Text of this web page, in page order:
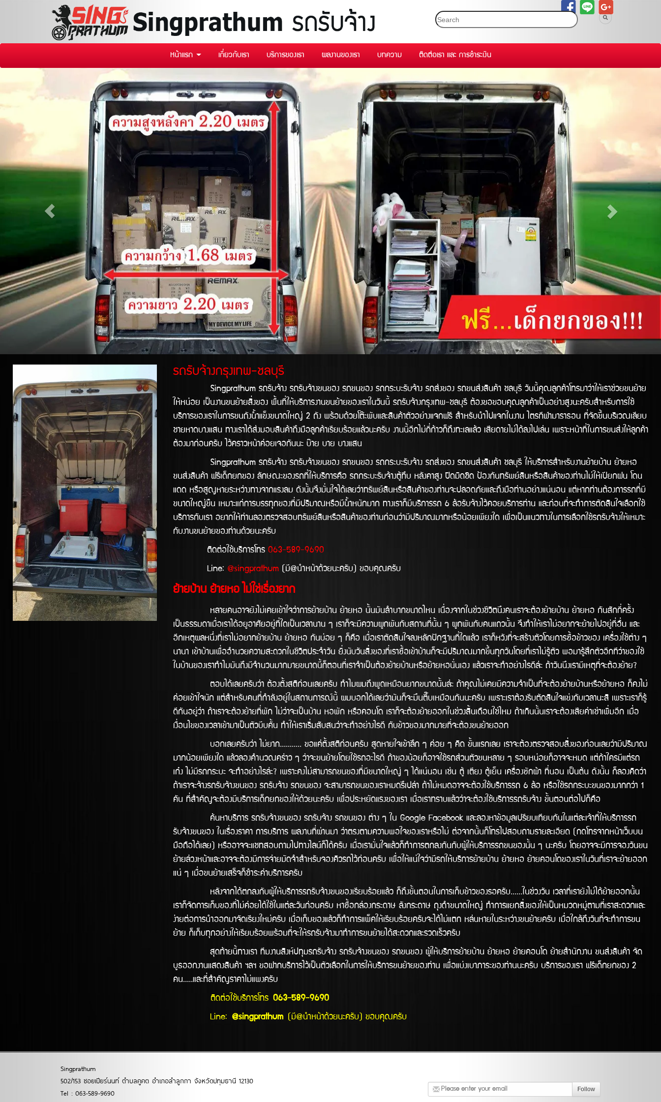
หน้าแรก เกี่ยวกับเรา บริการของเรา ผลงานของเรา บทความ ติดต่อเรา และ การชำระเงิน
รถรับจ้างกรุงเทพ-ชลบุรี
Singprathum รถรับจ้าง รถรับจ้างขนของ รถขนของ รถกระบะรับจ้าง รถส่งของ รถขนส่งสินค้า ชลบุรี วันนี้คุณลูกค้าโทรมาว่าให้เราช่วยขนย้าย
ให้หน่อย เป็นงานขนย้ายสิ่งของ พื้นที่ให้บริการงานขนย้ายของเราในวันนี้ รถรับจ้างกรุงเทพ-ชลบุรี ต้องขอขอบคุณลูกค้าเป็นอย่างสูงนะครับสำหรับการใช้
บริการของเราในการขนถังน้ำแข็งขนาดใหญ่ 2 ถุัง พร้อมด้วยโต๊ะพับและสินค้าตัวอย่างแจกฟรี สำหรับนำไปแจกในงาน ไตรกีฬามาราธอน ที่จัดขึ้นบริเวณเลียบ
ชายหาดบางแสน ทางเราได้ส่งมอบสินค้าถึงมือลูกค้าเรียบร้อยแล้วนะครับ งานนี้อีกไม่กี่ก้าวก็ถึงทะเลแล้ว เสียดายไม่ได้ลงไปเล่น เพราะหน้าที่ในการขนส่งให้ลูกค้า
ต้องมาก่อนครับ ไว้คราวหน่้าค่อยเจอกันนะ บ๊าย บาย บางแสน
Singprathum รถรับจ้าง รถรับจ้างขนของ รถขนของ รถกระบะรับจ้าง รถส่งของ รถขนส่งสินค้า ชลบุรี ให้บริการสำหรับงานย้ายบ้าน ย้ายหอ
ขนส่งสินค้า ฟรีเด็กยกของ ลักษณะของรถที่ให้บริการคือ รถกระบะรับจ้างตู้ทึบ หลังคาสูง ปิดมิดชิด ป้องกันทรัพย์สินหรือสินค้าของท่านไม่ให้เปียกฝน โดน
แดด หรือสูญหายระหว่างทางจากแรงลม ดังนั้นจึงมั่นใจได้เลยว่าทรัพย์สินหรือสินค้าของท่านจะปลอดภัยและถึงมือท่านอย่างแน่นอน แต่หากท่านต้องการรถที่มี
ขนาดใหญ่ข้ึน เหมาะแก่การบรรทุกของที่มีปริมาณหรือมีน้ำหนักมาก ทางเราก็มีบริการรถ 6 ล้อรับจ้างไว้คอยบริการท่าน และก่อนที่จะทำการตัดสินใจเลือกใช้
บริการกับเรา อยากให้ท่านลองตรวจสอบทรัพย์สินหรือสินค้าของท่านก่อนว่ามีปริมาณมากหรือน้อยเพียงใด เพื่อเป็นแนวทางในการเลือกใช้รถรับจ้างให้เหมาะ
กับงานขนย้ายของท่านด้วยนะครับ
ติดต่อใช้บริการโทร 063-589-9690
Line: @singprathum(มี@นำหนา้ด้วยนะครับ) ขอบคุณครับ
ย้ายบ้าน ย้ายหอ ไม่ใช่เรื่องยาก
หลายคนอาจยังไม่เคยเข้าใจว่าการย้ายบ้าน ย้ายหอ นั้นมันลำบากขนาดไหน เนื่องจากในช่วงชีวิตนึงคนเราจะต้องย้ายบ้าน ย้ายหอ กันสักกี่ครั้ง
เป็นธรรมดาเมื่อเราได้อยูอาศัยอยู่ที่ใดเป็นเวลานาน ๆ เราก็จะมีความผูกพันกับสถานที่นั้น ๆ ผูกพันกับคนแถวนั้น จึงทำให้เราไม่อยากจะย้ายไปอยู่ที่อื่น และ
อีกเหตุผลหนึ่งที่เราไม่อยากย้ายบ้าน ย้ายหอ กันบ่อย ๆ ก็คือ เมื่อเราตัดสินใจลงหลักปักฐานที่ใดแล้ว เราก็หวังที่จะสร้างตัวโดยการซื้อข้าวของ เครื่องใช้ต่าง ๆ
นานา เข้าบ้านเพื่ออำนวยความสะดวกในชีวิตประจำวัน ยิ่งนับวันสิ่งของที่เราซื้อเข้าบ้านก็จะมีปริมาณมากขึ้นทุกวันโดยที่เราไม่รู้ตัว พอมารู้สึกตัวอีกทีว่าของใช้
ในบ้านของเราทำไมมันถึงมีจำนวนมากมายขนาดนี้ก็ตอนที่เราจำเป็นต้องย้ายบ้านหรือย้ายหอนั่นเอง แล้วเราจะทำอย่างไรดีล้่ะ ถ้าวันนึงเรามีเหตุที่จะต้องย้าย?
ตอบได้เลยครับว่า ต้องตั้งสติก่อนเลยครับ ทำไมผมถึงพูดเหมือนยากขนาดนั้นล่ะ ถ้าคุณไม่เคยมีความจำเป็นที่จะต้องย้ายบ้านหรือย้ายหอ ก็คงไม่
ค่อยเข้้าใจนัก แต่สำหรับคนที่กำลังอยู่ในสถานการณ์นี้ ผมบอกได้เลยว่ามันก็จะมึนตึ๊บเหมือนกันนะครับ เพราะเราต้องรีบตัดสินใจแข่งกับเวลานะสิ เพราะเราก็รู้
ดีกันอยู่ว่า ถ้าเราจะต้องย้ายที่พัก ไม่ว่าจะเป็นบ้าน หอพัก หรือคอนโด เราก็จะต้องย้ายออกในช่่วงสิ้นเดือนใช่ไหม ถ้าเกินนั้นเราจะต้องเสียค่าเช่าเพิ่มอีก เมื่อ
เงื่อนไขของเวลาเข้ามาเป็นตัวบีบคั้น ทำให้เราเริ่มสับสนว่าจะทำอย่างไรดี กับข้าวของมากมายที่จะต้องขนย้ายออก
บอกเลยครับว่า ไม่ยาก........... ขอแค่ตั้งสติก่อนครับ สูดหายใจเข้าลึก ๆ ค่อย ๆ คิด ขั้นแรกเลย เราจะต้องตรวจสอบสิ่งของก่อนเลยว่ามีปริมาณ
มากน้อยเพียงใด แล้วลองคำนวณคร่าว ๆ ว่าจะขนย้ายโดยใช้รถอะไรดี ถ้าของน้อยก็อาจใช้รถส่วนตัวขนหลาย ๆ รอบหน่อยก็อาจจะหมด แต่ถ้าใครมีแต่รถ
เก๋ง ไม่มีรถกระบะ จะทำอย่างไรล่ะ? เพราะคงไม่สามารถขนของที่มีขนาดใหญ่ ๆ ได้แน่นอน เช่น ตู้ เตียง ตู้เย็น เครื่องซักผ้า ที่นอน เป็นต้น ดังนั้น ก็ลองคิดว่า
ถ้าเราจะจ้างรถรับจ้างขนของ รถรับจ้าง รถขนของ จะสามารถขนของเราหมดรึเปล่า ถ้าไม่หมดอาจจะต้องใช้บริการรถ 6 ล้อ หรือใช้รถกระบะขนของมากกว่า 1
คัน ที่สำคัญจะต้องมีบริการเด็กยกของให้ด้วยนะครับ เพื่อประหยัดแรงของเรา เมื่อเราทราบแล้วว่าจะต้องใช้บริการรถรับจ้าง ขั้นตอนต่อไปก็คือ
ค้นหาบริการ รถรับจ้างขนของ รถรับจ้าง รถขนของ ต่าง ๆ ใน Google Facebook และลองหาข้อมูลเปรียบเทียบกันในแต่ละเจ้าที่ให้บริการรถ
รับจ้างขนของ ในเรื่องราคา การบริการ ผลงานทีี่ผ่านมา ว่าตรงตามความพอใจของเราหรือไม่ ต่อจากนั้นก็โทรไปสอบถามรายละเอียด (กดโทรจากหน้าเว็บบน
มือถือได้เลย) หรืออาจจะแชทสอบถามไปทางไลน์ก็ได้ครับ เมื่อเรามั่นใจแล้วก็ทำการตกลงกันกับผู้ให้บริการรถขนของนั้น ๆ นะครับ โดยอาจจะมีการจองวันขน
ย้ายล่วงหน้าและอาจจะต้องมีการจ่ายมัดจำสำหรับจองคิวรถไว้ก่อนครับ เพื่อให้แน่ใจว่ามีรถให้บริิการย้ายบ้าน ย้ายหอ ย้ายคอนโดของเราในวันทีี่เราจะย้ายออก
แน่ ๆ เมื่อขนย้ายเสร็จก็ชำระค่าบริการครับ
หลังจากได้ตกลงกับผู้ให้บริการรถรับจ้างขนของเรียบร้อยแล้ว ก็ถึงขั้นตอนในการเก็บข้าวของรอครับ......ในช่วงวัน เวลาที่เรายังไม่ได้ย้ายออกนั้น
เราก็จัดการเก็บของที่ไม่ค่อยได้ใช้ในแต่ละวันก่อนครับ หาซื้อกล่องกระดาษ ลังกระดาษ ถุงดำขนาดใหญ่ ทำการแยกสิ่งของให้เป็นหมวดหมู่ตามที่เราสะดวกและ
ง่ายต่อการนำออกมาจัดเรียงใหม่ครับ เมื่อเก็บของแล้วก็ทำการแพ็คให้เรียบร้อยครับจะได้ไม่แตก หล่นหายในระหว่างขนย้ายครับ เมื่อใกล้ถึงวันที่จะทำการขน
ย้าย ก็เก็บทุกอย่างให้เรียบร้อยพร้อมที่จะให้รถรับจ้างมาทำการขนย้ายได้สะดวกและรวดเร็วครับ
สุดท้ายนี้ทางเรา ทีมงานสิงห์ปทุมรถรับจ้าง รถรับจ้างขนของ รถขนของ ผู้ให้บริการย้ายบ้าน ย้ายหอ ย้ายคอนโด ย้ายสำนักงาน ขนส่งสินค้า จัด
บูธออกงานแสดงสินค้า ฯลฯ ขอฝากบริการไว้เป็นตัวเลือกในการให้บริการขนย้ายของท่าน เพื่อแบ่งเบาภาระของท่านนะครับ บริการของเรา ฟรีเด็กยกของ 2
คน.....และที่สำคัญราคาไม่แพงครับ
ติดต่อใช้บริการโทร 063-589-9690
Line: @singprathum(มี@นำหน้าด้วยนะครับ) ขอบคุณครับ
Singprathum
502/153 ซอยเปียร์นนท์ ตำบลคูคต อำเภอลำลูกกา จังหวัดปทุมธานี 12130
Tel : 063-589-9690
Follow